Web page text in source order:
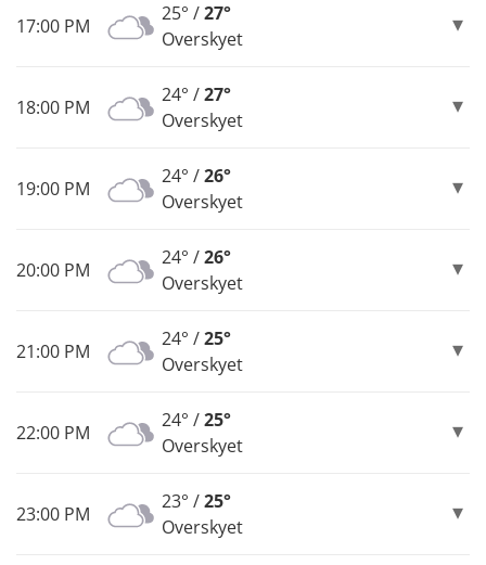
17:00 PM
25° /27°
Overskyet
18:00 PM
24° /27°
Overskyet
19:00 PM
24° /26°
Overskyet
20:00 PM
24° /26°
Overskyet
21:00 PM
24° /25°
Overskyet
22:00 PM
24° /25°
Overskyet
23:00 PM
23° /25°
Overskyet